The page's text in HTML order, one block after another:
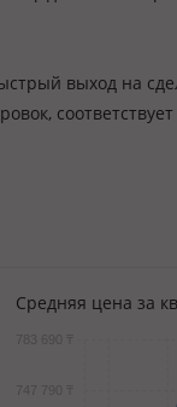
выход на
соответствует
Средняя цена за